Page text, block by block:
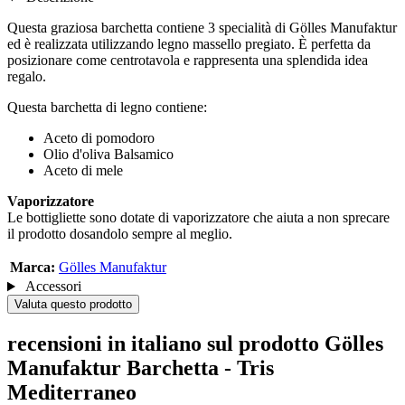
Questa graziosa barchetta contiene 3 specialità di Gölles Manufaktur
ed è realizzata utilizzando legno massello pregiato. È perfetta da
posizionare come centrotavola e rappresenta una splendida idea
regalo.
Questa barchetta di legno contiene:
Aceto di pomodoro
Olio d'oliva Balsamico
Aceto di mele
Vaporizzatore
Le bottigliette sono dotate di vaporizzatore che aiuta a non sprecare
il prodotto dosandolo sempre al meglio.
Marca: Gölles Manufaktur
Accessori
Valuta questo prodotto
recensioni in italiano sul prodotto Gölles
Manufaktur Barchetta - Tris
Mediterraneo